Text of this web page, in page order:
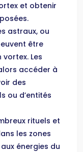
et obtenir
astraux, ou
être
Les
accéder à
des
ou d’entités
rituels et
les zones
énergies du